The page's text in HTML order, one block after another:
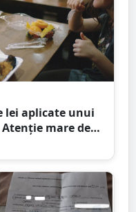
lei aplicate unui
mare de